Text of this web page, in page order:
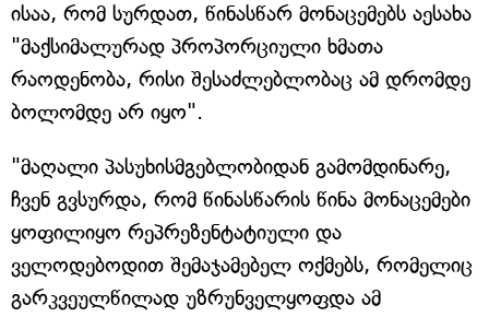
ისაა, რომ სურდათ, წინასწარ მონაცემებს აესახა
"მაქსიმალურად პროპორციული ხმათა
რაოდენობა, რისი შესაძლებლობაც ამ დრომდე
ბოლომდე არ იყო".
"მაღალი პასუხისმგებლობიდან გამომდინარე,
ჩვენ გვსურდა, რომ წინასწარის წინა მონაცემები
ყოფილიყო რეპრეზენტატიული და
ველოდებოდით შემაჯამებელ ოქმებს, რომელიც
გარკვეულწილად უზრუნველყოფდა ამ